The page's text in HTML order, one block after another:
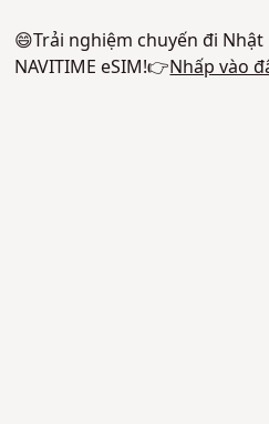
😄Trải nghiệm chuyến đi
NAVITIME eSIM!👉Nhấp vào